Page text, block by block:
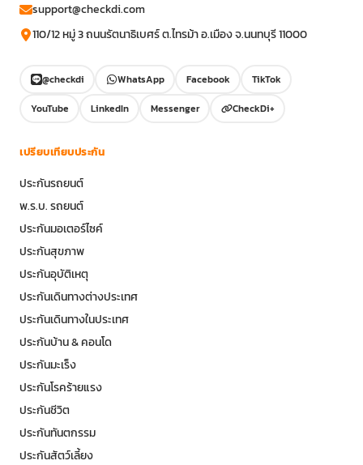
support@checkdi.com
110/12 หมู่ 3 ถนนรัตนาธิเบศร์ ต.ไทรม้า อ.เมือง จ.นนทบุรี 11000
@checkdi WhatsApp Facebook
TikTok
YouTube
LinkedIn Messenger CheckDi+
เปรียบเทียบประกัน
ประกันรถยนต์
พ.ร.บ. รถยนต์
ประกันมอเตอร์ไซค์
ประกันสุขภาพ
ประกันอุบัติเหตุ
ประกันเดินทางต่างประเทศ
ประกันเดินทางในประเทศ
ประกันบ้าน & คอนโด
ประกันมะเร็ง
ประกันโรคร้ายแรง
ประกันชีวิต
ประกันทันตกรรม
ประกันสัตว์เลี้ยง